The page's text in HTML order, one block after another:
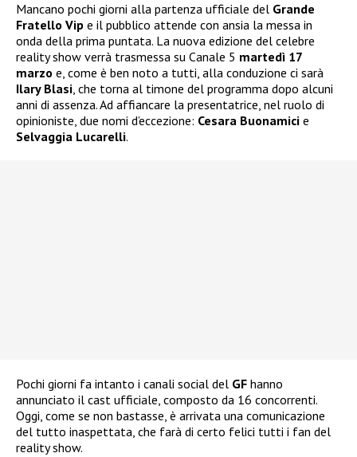
Mancano pochi giorni alla partenza ufficiale del Grande
Fratello Vip e il pubblico attende con ansia la messa in
onda della prima puntata. La nuova edizione del celebre
reality show verrà trasmessa su Canale 5 martedì 17
marzo e, come è ben noto a tutti, alla conduzione ci sarà
Ilary Blasi, che torna al timone del programma dopo alcuni
anni di assenza. Ad affiancare la presentatrice, nel ruolo di
opinioniste, due nomi d’eccezione: Cesara Buonamici e
Selvaggia Lucarelli.
Pochi giorni fa intanto i canali social del GF hanno
annunciato il cast ufficiale, composto da 16 concorrenti.
Oggi, come se non bastasse, è arrivata una comunicazione
del tutto inaspettata, che farà di certo felici tutti i fan del
reality show.